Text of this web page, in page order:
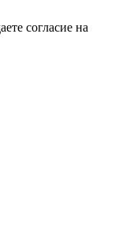
согласие на